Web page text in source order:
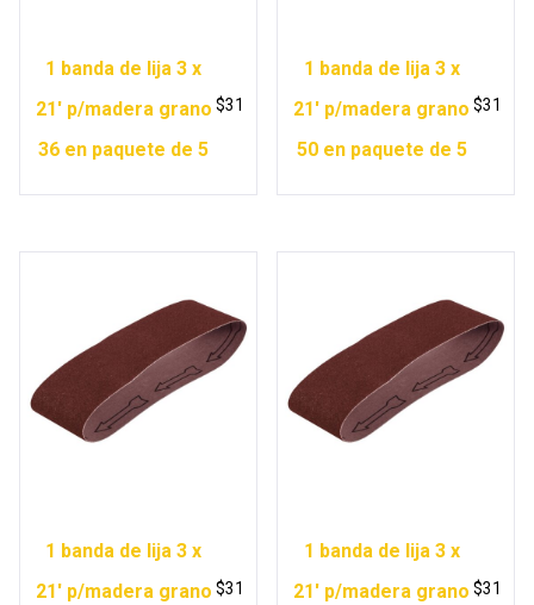
1 banda de lija 3 x
21′ p/madera grano
36 en paquete de 5
$31
1 banda de lija 3 x
21′ p/madera grano
50 en paquete de 5
$31
1 banda de lija 3 x
21′ p/madera grano $31
1 banda de lija 3 x
21′ p/madera grano $31